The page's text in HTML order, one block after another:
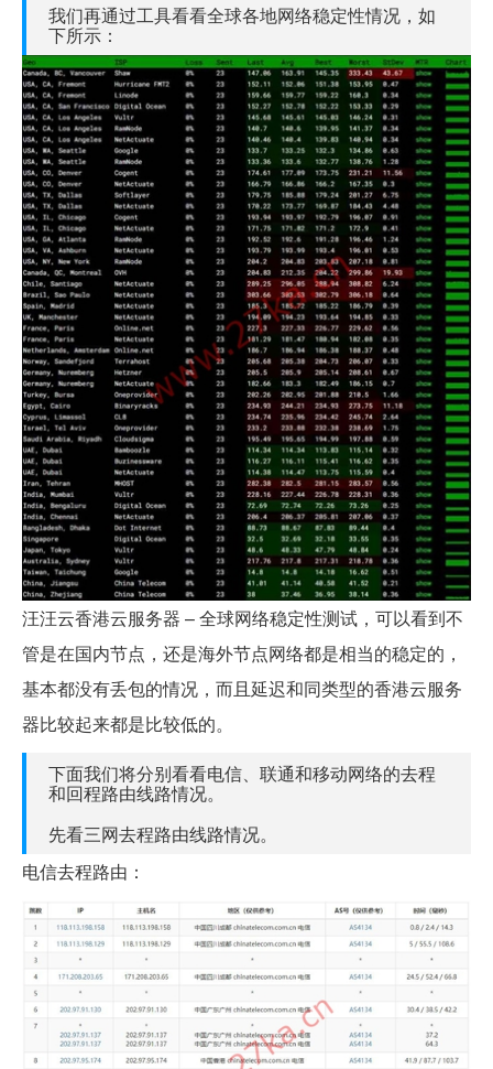
我们再通过工具看看全球各地网络稳定性情况，如
下所示：
汪汪云香港云服务器 – 全球网络稳定性测试，可以看到不
管是在国内节点，还是海外节点网络都是相当的稳定的，
基本都没有丢包的情况，而且延迟和同类型的香港云服务
器比较起来都是比较低的。
下面我们将分别看看电信、联通和移动网络的去程
和回程路由线路情况。
先看三网去程路由线路情况。
电信去程路由：